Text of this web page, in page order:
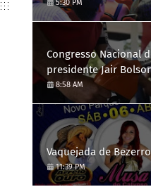
Engenharia de
candidatar
5:30 PM
Congresso Nacional
presidente Jair
8:58 AM
Vaquejada de
11:39 PM